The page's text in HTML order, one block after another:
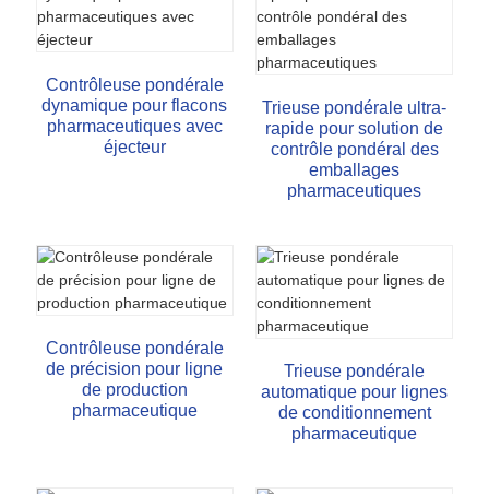
Contrôleuse pondérale
dynamique pour flacons
pharmaceutiques avec
éjecteur
Trieuse pondérale ultra-
rapide pour solution de
contrôle pondéral des
emballages
pharmaceutiques
Contrôleuse pondérale
de précision pour ligne
de production
pharmaceutique
Trieuse pondérale
automatique pour lignes
de conditionnement
pharmaceutique